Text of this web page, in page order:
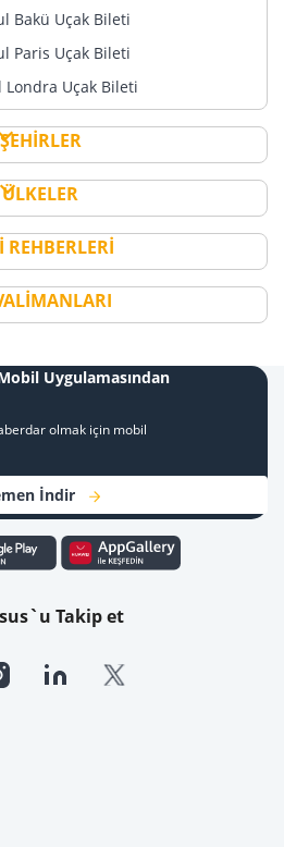
Bakü Uçak Bileti
Paris Uçak Bileti
Londra Uçak Bileti
ŞEHİRLER
ÜLKELER
REHBERLERİ
Uygulamasından
olmak için mobil
İndir
Takip et